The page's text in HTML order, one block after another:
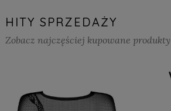
HITY SPRZEDAŻY
Zobacz najczęściej kupowane produkty